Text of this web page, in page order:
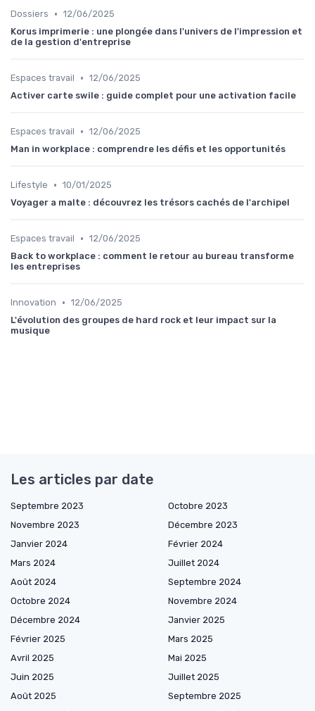
Dossiers • 12/06/2025
Korus imprimerie : une plongée dans l'univers de l'impression et
de la gestion d'entreprise
Espaces travail • 12/06/2025
Activer carte swile : guide complet pour une activation facile
Espaces travail • 12/06/2025
Man in workplace : comprendre les défis et les opportunités
Lifestyle • 10/01/2025
Voyager a malte : découvrez les trésors cachés de l'archipel
Espaces travail • 12/06/2025
Back to workplace : comment le retour au bureau transforme
les entreprises
Innovation • 12/06/2025
L'évolution des groupes de hard rock et leur impact sur la
musique
Les articles par date
Septembre 2023
Octobre 2023
Novembre 2023
Décembre 2023
Janvier 2024
Février 2024
Mars 2024
Juillet 2024
Août 2024
Septembre 2024
Octobre 2024
Novembre 2024
Décembre 2024
Janvier 2025
Février 2025
Mars 2025
Avril 2025
Mai 2025
Juin 2025
Juillet 2025
Août 2025
Septembre 2025